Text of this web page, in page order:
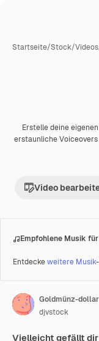
Startseite/Stock/Videos
Premium
Erstelle deine
erstaunliche
Video
Empfohlene Musik
Entdeckeweitere Musik
Goldmünz-
djvstock
Vielleicht gefällt